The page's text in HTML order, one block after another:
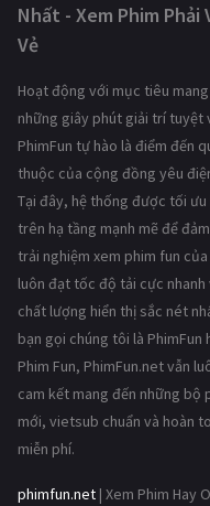
Nhất - Xem Phim Phải
Vẻ
Hoạt động với mục tiêu
những giây phút giải trí tuyệt
PhimFun tự hào là điểm đến
thuộc của cộng đồng yêu
Tại đây, hệ thống được tối ưu
trên hạ tầng mạnh mẽ để
trải nghiệm xem phim fun của
luôn đạt tốc độ tải cực nhanh
chất lượng hiển thị sắc nét
bạn gọi chúng tôi là PhimFun
Phim Fun, PhimFun.net vẫn
cam kết mang đến những bộ
mới, vietsub chuẩn và hoàn
miễn phí.
phimfun.net | Xem Phim Hay